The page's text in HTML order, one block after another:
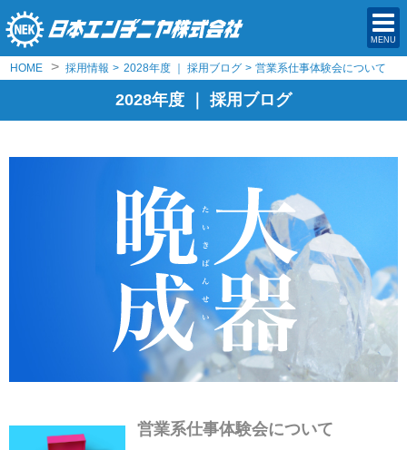
MENU
HOME > 採用情報 > 2028年度 ｜ 採用ブログ > 営業系仕事体験会について
2028年度 ｜ 採用ブログ
営業系仕事体験会について